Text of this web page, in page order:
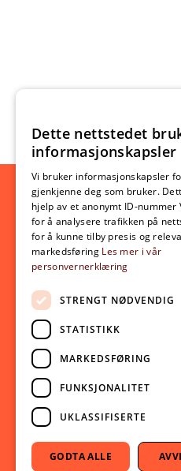
Kontakt oss
Om VID
Ansatte
Presserom
Sikkerhet og
Følg oss på
Dette nettstedet
informasjonskapsler
Vi bruker informasjonskapsler
gjenkjenne deg som bruker.
hjelp av et anonymt ID-nummer
for å analysere trafikken på
for å kunne tilby presis og
markedsføring Les mer i vår
personvernerklæring
STRENGT NØDVENDIG
STATISTIKK
MARKEDSFØRING
FUNKSJONALITET
UKLASSIFISERTE
GODTA ALLE